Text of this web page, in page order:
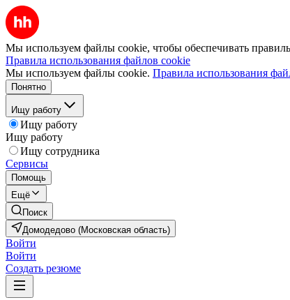
Мы используем файлы cookie, чтобы обеспечивать
Правила использования файлов cookie
Мы используем файлы cookie. Правила использования
Понятно
Ищу работу
Ищу работу
Ищу работу
Ищу сотрудника
Сервисы
Помощь
Ещё
Поиск
Домодедово (Московская область)
Войти
Войти
Создать резюме